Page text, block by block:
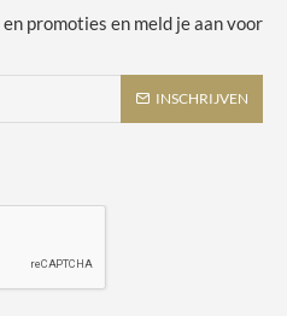
promoties en meld je aan voor
INSCHRIJVEN